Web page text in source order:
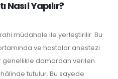
Yapılır?
müdahale ile yerleştirilir. Bu
ve hastalar anestezi
genellikle damardan verilen
tutulur. Bu sayede